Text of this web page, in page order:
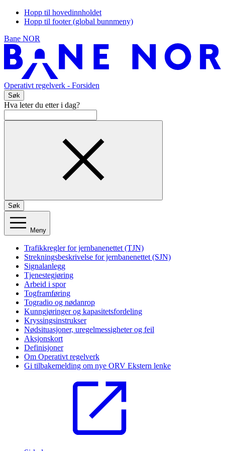
Hopp til hovedinnholdet
Hopp til footer (global bunnmeny)
Bane NOR
Operativt regelverk - Forsiden
Søk
Hva leter du etter i dag?
Søk
Meny
Trafikkregler for jernbanenettet (TJN)
Strekningsbeskrivelse for jernbanenettet (SJN)
Signalanlegg
Tjenestegjøring
Arbeid i spor
Togframføring
Togradio og nødanrop
Kunngjøringer og kapasitetsfordeling
Kryssingsinstrukser
Nødsituasjoner, uregelmessigheter og feil
Aksjonskort
Definisjoner
Om Operativt regelverk
Gi tilbakemelding om nye ORV Ekstern lenke